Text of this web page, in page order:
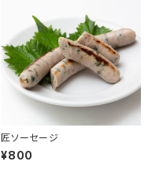
匠ソーセージ
¥800